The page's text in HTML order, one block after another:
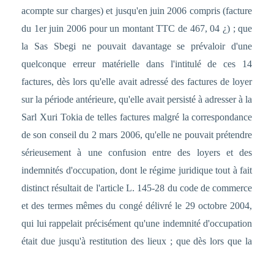
acompte sur charges) et jusqu'en juin 2006 compris (facture
du 1er juin 2006 pour un montant TTC de 467, 04 ¿) ; que
la Sas Sbegi ne pouvait davantage se prévaloir d'une
quelconque erreur matérielle dans l'intitulé de ces 14
factures, dès lors qu'elle avait adressé des factures de loyer
sur la période antérieure, qu'elle avait persisté à adresser à la
Sarl Xuri Tokia de telles factures malgré la correspondance
de son conseil du 2 mars 2006, qu'elle ne pouvait prétendre
sérieusement à une confusion entre des loyers et des
indemnités d'occupation, dont le régime juridique tout à fait
distinct résultait de l'article L. 145-28 du code de commerce
et des termes mêmes du congé délivré le 29 octobre 2004,
qui lui rappelait précisément qu'une indemnité d'occupation
était due jusqu'à restitution des lieux ; que dès lors que la